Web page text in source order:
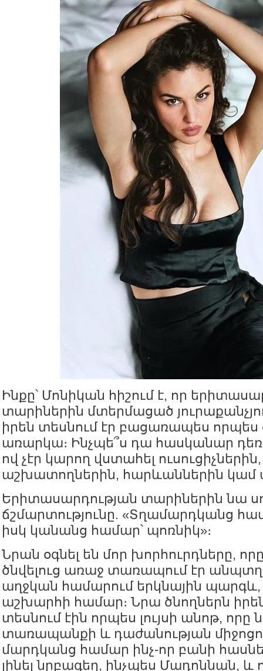
Ինքը՝ Մոնիկան հիշում է, որ
տարիներին մտերմացած
իրեն տեսնում էր բացառապես որպես
առարկա։ Ինչպե՞ս դա հասկանար
ով չէր կարող վստահել
աշխատողներին, հարևաններին կամ
Երիտասարդության տարիներին նա
ճշմարտությունը. «Տղամարդկանց
իսկ կանանց համար՝ պոռնիկ»։
Նրան օգնել են մոր խորհուրդները,
ծնվելուց առաջ տառապում էր
աղջկան համարում երկնային պարգև,
աշխարհի համար։ Նրա ծնողներն
տեսնում էին որպես լույսի անոթ,
տառապանքի և դաժանության
մարդկանց համար ինչ-որ բանի
լինել նրբագեղ, ինչպես Մադոննան, և